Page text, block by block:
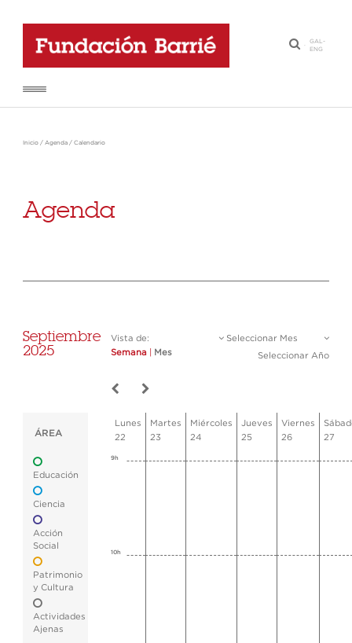
·
GAL-
ENG
Inicio / Agenda / Calendario
Agenda
Septiembre
2025
Vista de:
Semana
Mes
Seleccionar Mes
Seleccionar Año
ÁREA
Educación
Ciencia
Acción
Social
Patrimonio
y Cultura
Actividades
Ajenas
Lunes
22
Martes
23
Miércoles
24
Jueves
25
Viernes
26
27
9h
10h